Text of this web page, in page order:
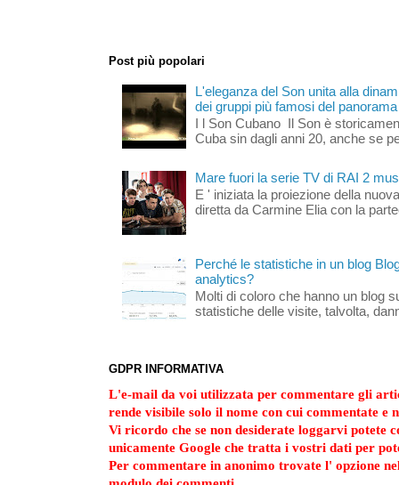
Post più popolari
L'eleganza del Son unita alla
dei gruppi più famosi del
I l Son Cubano Il Son è
Cuba sin dagli anni 20, anche se
Mare fuori la serie TV di RAI 2
E ' iniziata la proiezione della
diretta da Carmine Elia con la
Perché le statistiche in un blog
analytics?
Molti di coloro che hanno un blog
statistiche delle visite, talvolta,
GDPR INFORMATIVA
L'e-mail da voi utilizzata per commentare gli
rende visibile solo il nome con cui commentate e
Vi ricordo che se non desiderate loggarvi potete
unicamente Google che tratta i vostri dati per
Per commentare in anonimo trovate l' opzione